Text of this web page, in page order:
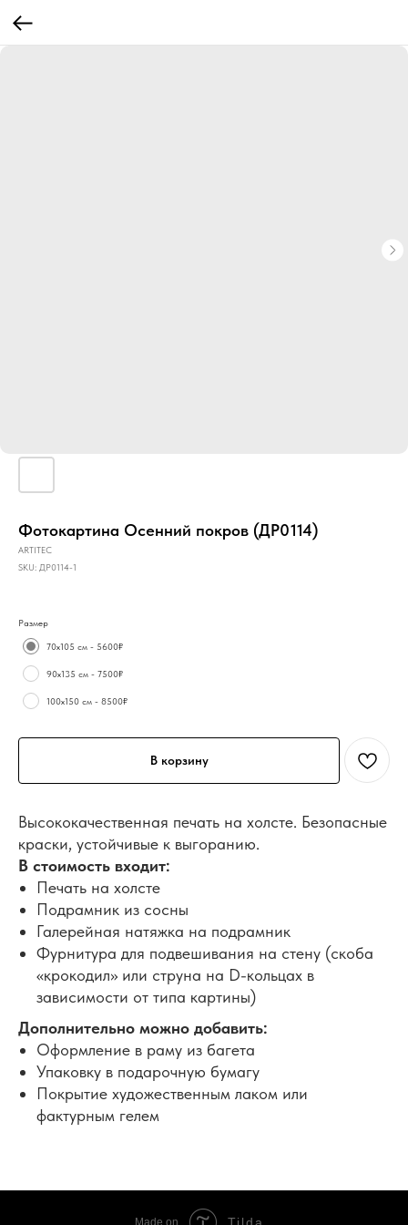
Фотокартина Осенний покров (ДР0114)
ARTITEC
SKU: ДР0114-1
Размер
70х105 см - 5600₽
90х135 см - 7500₽
100х150 см - 8500₽
В корзину
Высококачественная печать на холсте. Безопасные
краски, устойчивые к выгоранию.
В стоимость входит:
Печать на холсте
Подрамник из сосны
Галерейная натяжка на подрамник
Фурнитура для подвешивания на стену (скоба
«крокодил» или струна на D-кольцах в
зависимости от типа картины)
Дополнительно можно добавить:
Оформление в раму из багета
Упаковку в подарочную бумагу
Покрытие художественным лаком или
фактурным гелем